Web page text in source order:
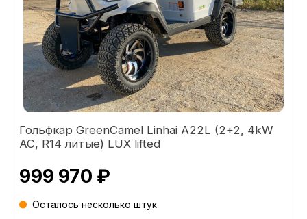
Гольфкар GreenCamel Linhai A22L (2+2, 4kW
AC, R14 литые) LUX lifted
999 970 ₽
Осталось несколько штук